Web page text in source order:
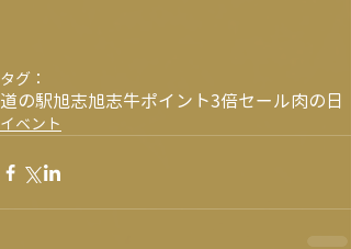
タグ：
道の駅旭志旭志牛ポイント3倍セール肉の日
イベント